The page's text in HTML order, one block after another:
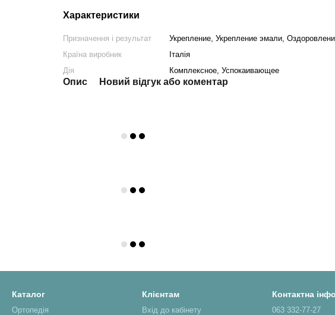
Характеристики
Призначення і результат
Укрепление, Укрепление эмали,
Країна виробник
Італія
Дія
Комплексное, Успокаивающее
Опис Новий відгук або коментар
Каталог
Ортопедія
Клієнтам
Вхід до кабінету
Контактна
063 332-77-27